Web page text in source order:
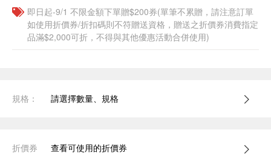
即日起-9/1 不限金額下單贈$200券(單筆不累贈，請注意訂單
如使用折價券/折扣碼則不符贈送資格，贈送之折價券消費指定
品滿$2,000可折，不得與其他優惠活動合併使用)
規格： 請選擇數量、規格
折價券 查看可使用的折價券